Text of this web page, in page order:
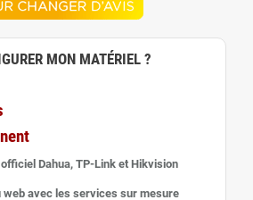
MON MATÉRIEL ?
Dahua, TP-Link et Hikvision
web avec les services sur mesure